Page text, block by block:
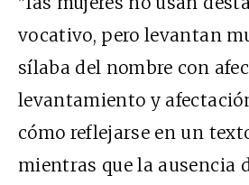
vocativo, pero levantan
sílaba del nombre con
levantamiento y
cómo reflejarse en un
mientras que la ausencia